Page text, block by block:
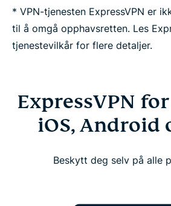
* VPN-tjenesten ExpressVPN er
til å omgå opphavsretten. Les
tjenestevilkår for flere detaljer.
ExpressVPN for
iOS, Android
Beskytt deg selv på alle